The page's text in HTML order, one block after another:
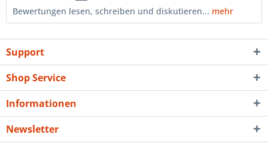
Bewertungen lesen, schreiben und diskutieren... mehr
Support
Shop Service
Informationen
Newsletter